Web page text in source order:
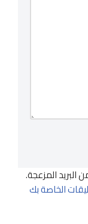
المزعجة.
الخاصة بك